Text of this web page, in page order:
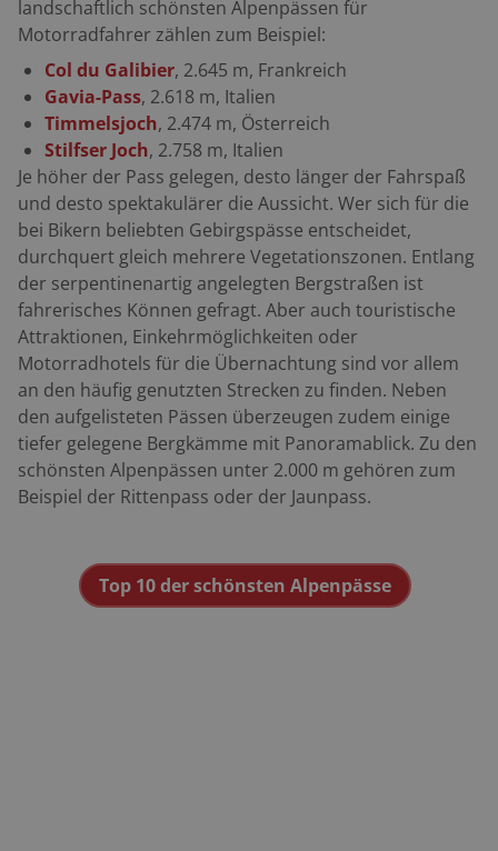
landschaftlich schönsten Alpenpässen für
Motorradfahrer zählen zum Beispiel:
Col du Galibier, 2.645 m, Frankreich
Gavia-Pass, 2.618 m, Italien
Timmelsjoch, 2.474 m, Österreich
Stilfser Joch, 2.758 m, Italien
Je höher der Pass gelegen, desto länger der Fahrspaß
und desto spektakulärer die Aussicht. Wer sich für die
bei Bikern beliebten Gebirgspässe entscheidet,
durchquert gleich mehrere Vegetationszonen. Entlang
der serpentinenartig angelegten Bergstraßen ist
fahrerisches Können gefragt. Aber auch touristische
Attraktionen, Einkehrmöglichkeiten oder
Motorradhotels für die Übernachtung sind vor allem
an den häufig genutzten Strecken zu finden. Neben
den aufgelisteten Pässen überzeugen zudem einige
tiefer gelegene Bergkämme mit Panoramablick. Zu den
schönsten Alpenpässen unter 2.000 m gehören zum
Beispiel der Rittenpass oder der Jaunpass.
Top 10 der schönsten Alpenpässe